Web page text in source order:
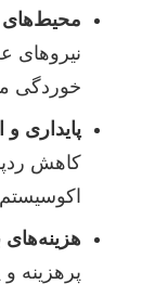
نیروهای
خوردگی
پایداری
کاهش
هزینه‌های
پرهزینه